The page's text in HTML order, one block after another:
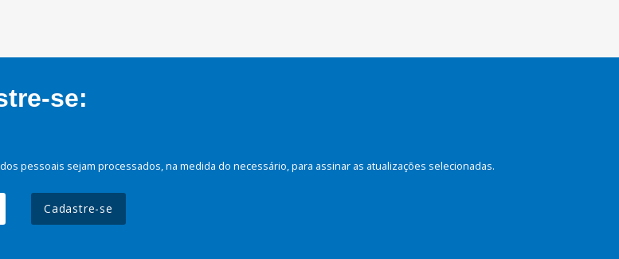
se:
pessoais sejam processados, na medida do necessário, para assinar as atualizações selecionadas.
Cadastre-se